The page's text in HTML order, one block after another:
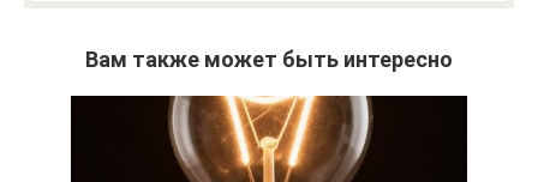
Вам также может быть интересно